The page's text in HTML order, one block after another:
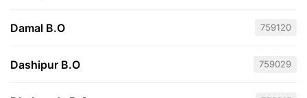
Damal B.O 759120
Dashipur B.O 759029